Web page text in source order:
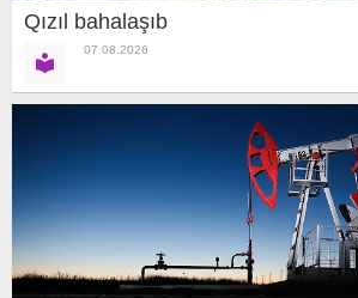
Qızıl bahalaşıb
07.08.2026